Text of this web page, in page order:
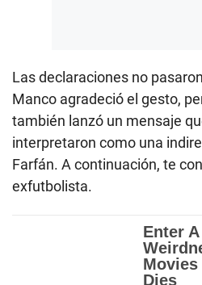
Las declaraciones no
Manco agradeció el gesto,
también lanzó un mensaje
interpretaron como una
Farfán. A continuación, te
exfutbolista.